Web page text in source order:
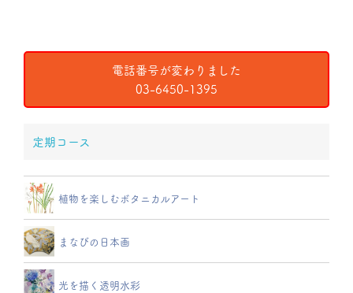
電話番号が変わりました
03-6450-1395
定期コース
植物を楽しむボタニカルアート
まなびの日本画
光を描く透明水彩